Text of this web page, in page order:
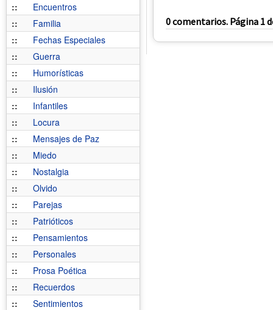
::
Encuentros
::
Familia
::
Fechas Especiales
::
Guerra
::
Humorísticas
::
Ilusión
::
Infantiles
::
Locura
::
Mensajes de Paz
::
Miedo
::
Nostalgia
::
Olvido
::
Parejas
::
Patrióticos
::
Pensamientos
::
Personales
::
Prosa Poética
::
Recuerdos
::
Sentimientos
0 comentarios. Página 1